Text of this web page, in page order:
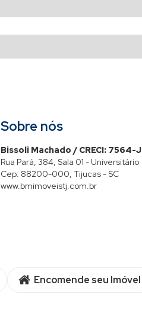
Sobre nós
Bissoli Machado / CRECI: 7564-J
Rua Pará, 384, Sala 01 - Universitário
Cep: 88200-000, Tijucas-SC
www.bmimoveistj.com.br
Encomende seu Imóvel